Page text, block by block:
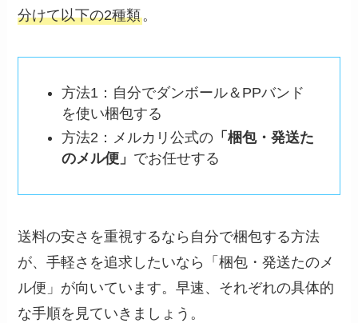
分けて以下の2種類。
方法1：自分でダンボール＆PPバンド
を使い梱包する
方法2：メルカリ公式の 「梱包・発送た
のメル便」 でお任せする
送料の安さを重視するなら自分で梱包する方法
が、手軽さを追求したいなら「梱包・発送たのメ
ル便」が向いています。早速、それぞれの具体的
な手順を見ていきましょう。